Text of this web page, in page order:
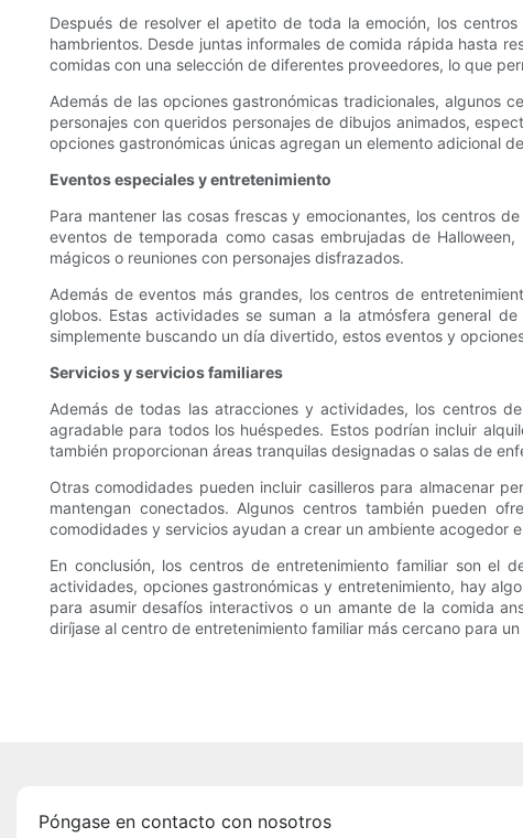
Después de resolver el apetito de toda la emoción, los
hambrientos. Desde juntas informales de comida rápida hasta
comidas con una selección de diferentes proveedores, lo que
Además de las opciones gastronómicas tradicionales, algunos
personajes con queridos personajes de dibujos animados,
opciones gastronómicas únicas agregan un elemento adicional
Eventos especiales y entretenimiento
Para mantener las cosas frescas y emocionantes, los centros
eventos de temporada como casas embrujadas de
mágicos o reuniones con personajes disfrazados.
Además de eventos más grandes, los centros de
globos. Estas actividades se suman a la atmósfera general
simplemente buscando un día divertido, estos eventos y
Servicios y servicios familiares
Además de todas las atracciones y actividades, los centros
agradable para todos los huéspedes. Estos podrían incluir
también proporcionan áreas tranquilas designadas o salas de
Otras comodidades pueden incluir casilleros para almacenar
mantengan conectados. Algunos centros también pueden
comodidades y servicios ayudan a crear un ambiente acogedor
En conclusión, los centros de entretenimiento familiar son el
actividades, opciones gastronómicas y entretenimiento, hay
para asumir desafíos interactivos o un amante de la comida
diríjase al centro de entretenimiento familiar más cercano para
Póngase en contacto con nosotros